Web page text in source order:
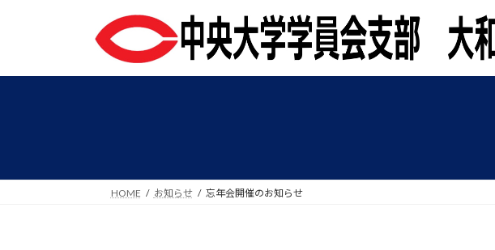
プ
動
HOME お知らせ 忘年会開催のお知らせ